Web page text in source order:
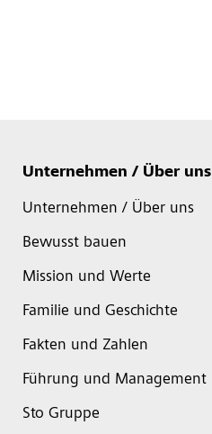
Unternehmen / Über uns
Unternehmen / Über uns
Bewusst bauen
Mission und Werte
Familie und Geschichte
Fakten und Zahlen
Führung und Management
Sto Gruppe